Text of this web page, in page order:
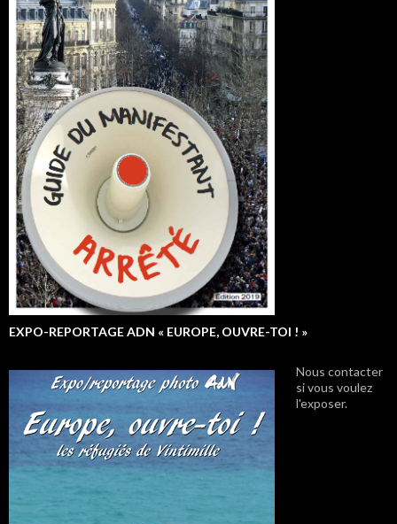
EXPO-REPORTAGE ADN « EUROPE, OUVRE-TOI ! »
Nous contacter
si vous voulez
l'exposer.